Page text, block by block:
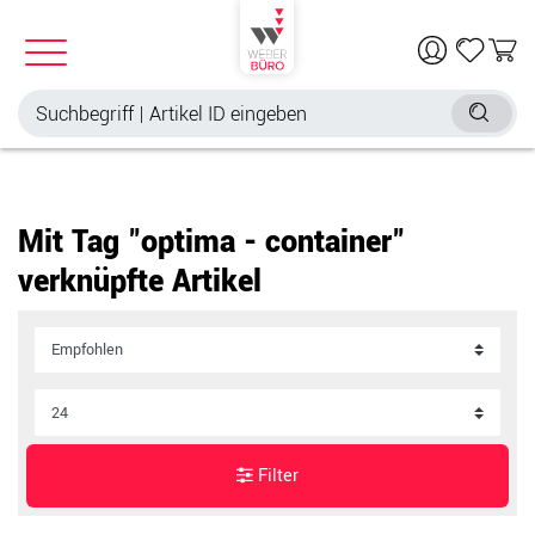
Mit Tag "optima - container"
verknüpfte Artikel
Filter